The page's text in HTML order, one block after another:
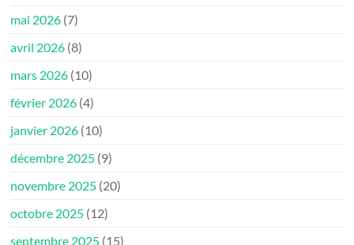
mai 2026 (7)
avril 2026 (8)
mars 2026 (10)
février 2026 (4)
janvier 2026 (10)
décembre 2025 (9)
novembre 2025 (20)
octobre 2025 (12)
septembre 2025 (15)